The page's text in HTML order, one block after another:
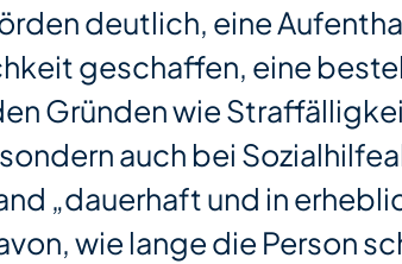
deutlich, eine
geschaffen, eine
Gründen wie
auch bei
„dauerhaft und in
wie lange die Person